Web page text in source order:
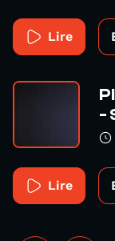
Lire
-
Lire